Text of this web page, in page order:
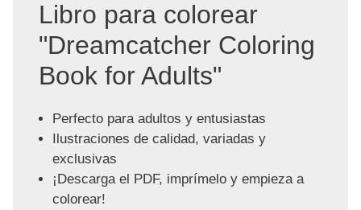
Libro para colorear
"Dreamcatcher Coloring
Book for Adults"
Perfecto para adultos y entusiastas
Ilustraciones de calidad, variadas y
exclusivas
¡Descarga el PDF, imprímelo y empieza a
colorear!